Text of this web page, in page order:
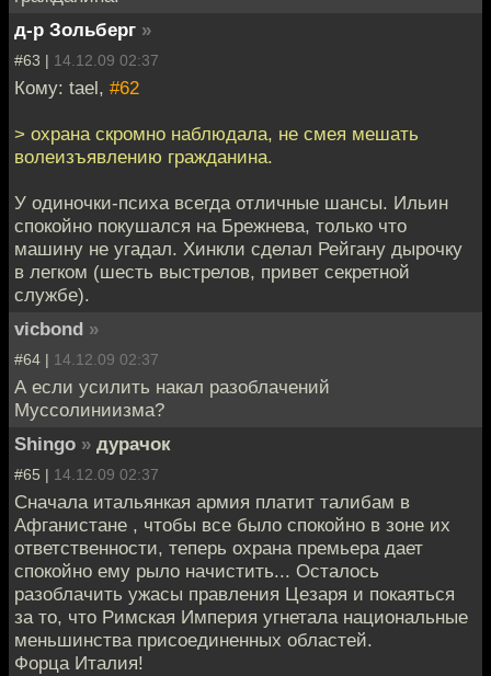
д-р Зольберг »
#63 | 14.12.09 02:37
Кому: tael, #62
> охрана скромно наблюдала, не смея мешать
волеизъявлению гражданина.
У одиночки-психа всегда отличные шансы. Ильин
спокойно покушался на Брежнева, только что
машину не угадал. Хинкли сделал Рейгану дырочку
в легком (шесть выстрелов, привет секретной
службе).
vicbond »
#64 | 14.12.09 02:37
А если усилить накал разоблачений
Муссолиниизма?
Shingo » дурачок
#65 | 14.12.09 02:37
Сначала итальянкая армия платит талибам в
Афганистане , чтобы все было спокойно в зоне их
ответственности, теперь охрана премьера дает
спокойно ему рыло начистить... Осталось
разоблачить ужасы правления Цезаря и покаяться
за то, что Римская Империя угнетала национальные
меньшинства присоединенных областей.
Форца Италия!